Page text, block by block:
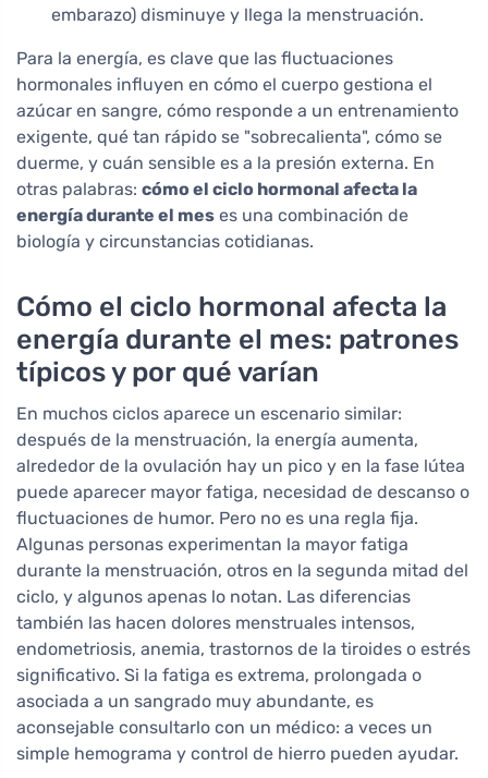
embarazo) disminuye y llega la menstruación.
Para la energía, es clave que las fluctuaciones
hormonales influyen en cómo el cuerpo gestiona el
azúcar en sangre, cómo responde a un entrenamiento
exigente, qué tan rápido se "sobrecalienta", cómo se
duerme, y cuán sensible es a la presión externa. En
otras palabras: cómo el ciclo hormonal afecta la
energía durante el mes es una combinación de
biología y circunstancias cotidianas.
Cómo el ciclo hormonal afecta la
energía durante el mes: patrones
típicos y por qué varían
En muchos ciclos aparece un escenario similar:
después de la menstruación, la energía aumenta,
alrededor de la ovulación hay un pico y en la fase lútea
puede aparecer mayor fatiga, necesidad de descanso o
fluctuaciones de humor. Pero no es una regla fija.
Algunas personas experimentan la mayor fatiga
durante la menstruación, otros en la segunda mitad del
ciclo, y algunos apenas lo notan. Las diferencias
también las hacen dolores menstruales intensos,
endometriosis, anemia, trastornos de la tiroides o estrés
significativo. Si la fatiga es extrema, prolongada o
asociada a un sangrado muy abundante, es
aconsejable consultarlo con un médico: a veces un
simple hemograma y control de hierro pueden ayudar.